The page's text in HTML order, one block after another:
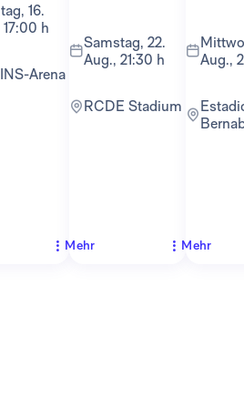
h
Arena
Samstag, 22.
Aug., 21:30 h
RCDE Stadium
Mehr
Mittwoch, 26.
Aug.,
Estadio
Mehr